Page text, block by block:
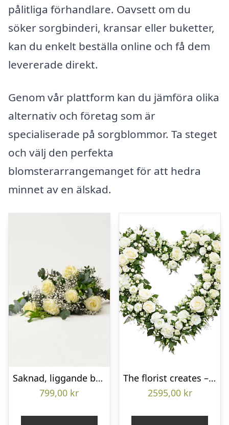
pålitliga förhandlare. Oavsett om du
söker sorgbinderi, kransar eller buketter,
kan du enkelt beställa online och få dem
levererade direkt.
Genom vår plattform kan du jämföra olika
alternativ och företag som är
specialiserade på sorgblommor. Ta steget
och välj den perfekta
blomsterarrangemanget för att hedra
minnet av en älskad.
Saknad, liggande bukett
799,00 kr
The florist creates – Funeral heart
2595,00 kr